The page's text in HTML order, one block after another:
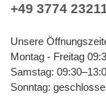
+49 3774
Unsere
Montag - Freitag
Samstag:
Sonntag: